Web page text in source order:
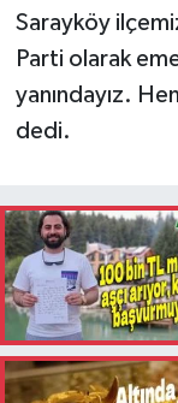
Sarayköy
Parti olarak
yanındayız.
dedi.